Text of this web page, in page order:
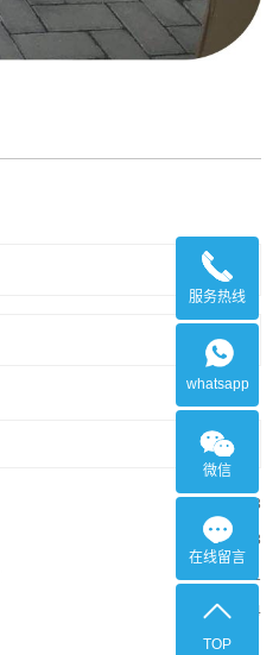
2025-08-08
2025-07-28
2025-07-21
2025-07-14
服务热线
whatsapp
微信
在线留言
TOP